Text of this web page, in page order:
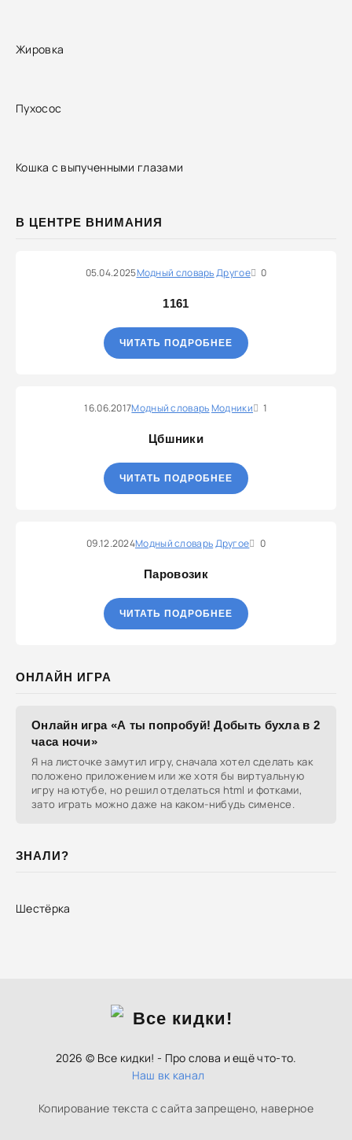
Жировка
Пухосос
Кошка с выпученными глазами
В ЦЕНТРЕ ВНИМАНИЯ
05.04.2025Модный словарьДругое 0
1161
ЧИТАТЬ ПОДРОБНЕЕ
16.06.2017Модный словарьМодники 1
Цбшники
ЧИТАТЬ ПОДРОБНЕЕ
09.12.2024Модный словарьДругое 0
Паровозик
ЧИТАТЬ ПОДРОБНЕЕ
ОНЛАЙН ИГРА
Онлайн игра «А ты попробуй! Добыть бухла в 2
часа ночи»
Я на листочке замутил игру, сначала хотел сделать как
положено приложением или же хотя бы виртуальную
игру на ютубе, но решил отделаться html и фотками,
зато играть можно даже на каком-нибудь сименсе.
ЗНАЛИ?
Шестёрка
2026 © Все кидки! - Про слова и ещё что-то.
Наш вк канал
Копирование текста с сайта запрещено, наверное